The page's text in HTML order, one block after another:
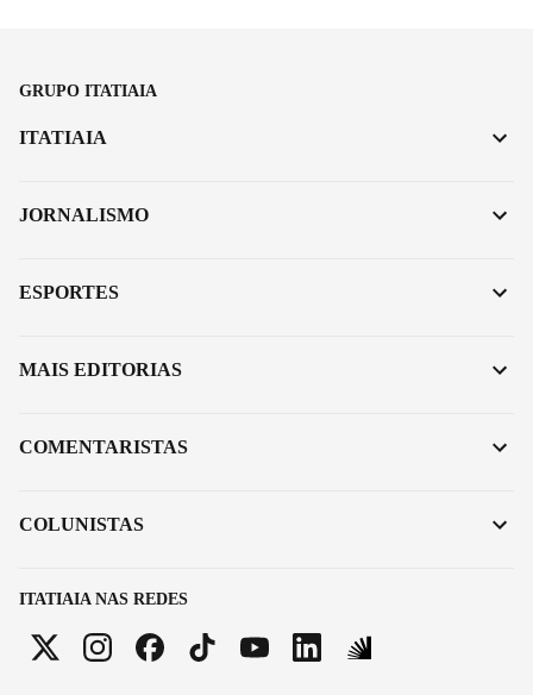
GRUPO ITATIAIA
ITATIAIA NAS REDES
ITATIAIA
JORNALISMO
ESPORTES
MAIS EDITORIAS
COMENTARISTAS
COLUNISTAS